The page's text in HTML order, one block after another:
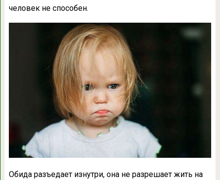
человек не способен.
Обида разъедает изнутри, она не разрешает жить на